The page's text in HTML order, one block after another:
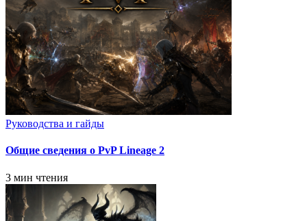
Руководства и гайды
Общие сведения о PvP Lineage 2
3 мин чтения